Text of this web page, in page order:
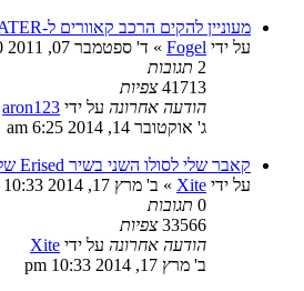
מעוניין להקים הרכב קאוורים ל-DREAM THEATER
על ידי Fogel
» ד' ספטמבר 07, 2011 5:10 pm
2 תגובות
41713 צפיות
הודעה אחרונה על ידי aron123
ג' אוקטובר 14, 2014 6:25 am
קאבר שלי לסולו השני בשיר Erised של Periphery
על ידי Xite
» ב' מרץ 17, 2014 10:33 pm
0 תגובות
33566 צפיות
הודעה אחרונה על ידי Xite
ב' מרץ 17, 2014 10:33 pm